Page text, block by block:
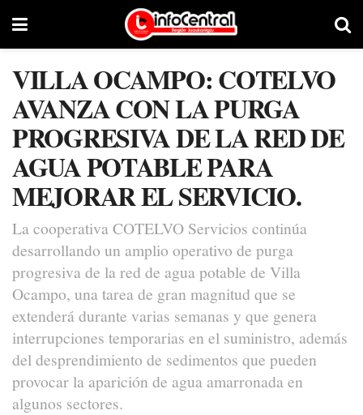
VILLA OCAMPO: COTELVO
AVANZA CON LA PURGA
PROGRESIVA DE LA RED DE
AGUA POTABLE PARA
MEJORAR EL SERVICIO.
La cooperativa COTELVO Servicios continúa
desarrollando un amplio operativo de purga
progresiva de la red de agua potable de Villa
Ocampo, una tarea de gran magnitud que se
extenderá durante varias semanas y que genera
interrupciones temporarias en el suministro, además
del desprendimiento de sedimentos que pueden
provocar la aparición de agua amarronada en
algunos sectores.